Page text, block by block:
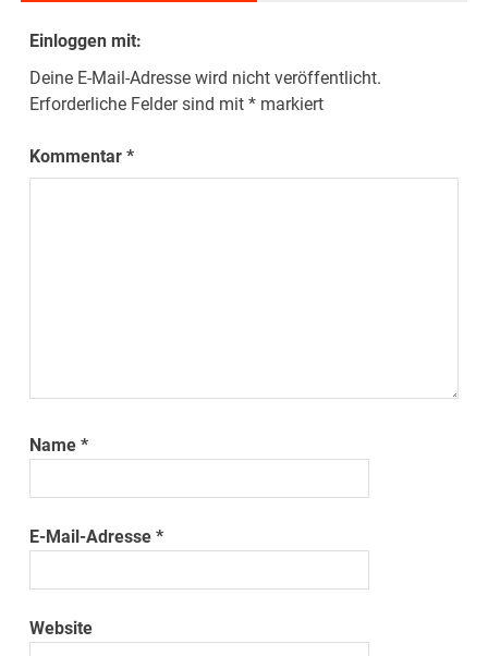
Einloggen mit:
Deine E-Mail-Adresse wird nicht veröffentlicht.
Erforderliche Felder sind mit* markiert
Kommentar*
Name*
E-Mail-Adresse*
Website